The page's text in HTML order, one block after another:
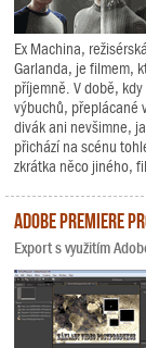
Ex Machina,
Garlanda, je filmem,
příjemně. V době,
výbuchů, přeplácané
divák ani nevšimne,
přichází na scénu
zkrátka něco jiného,
Adobe Premiere
Export s využitím